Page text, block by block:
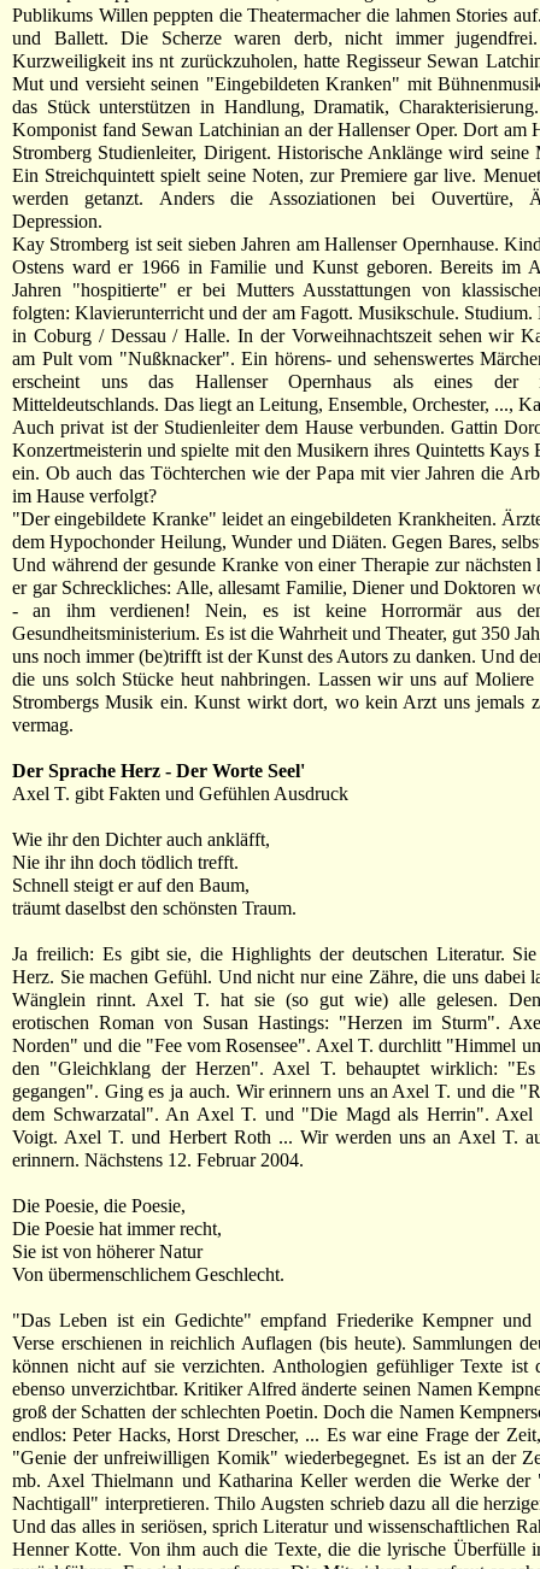
Publikums Willen peppten die Theatermacher die lahmen Stories
und Ballett. Die Scherze waren derb, nicht immer
Kurzweiligkeit ins nt zurückzuholen, hatte Regisseur Sewan
Mut und versieht seinen "Eingebildeten Kranken" mit
das Stück unterstützen in Handlung, Dramatik,
Komponist fand Sewan Latchinian an der Hallenser Oper. Dort am
Stromberg Studienleiter, Dirigent. Historische Anklänge wird seine
Ein Streichquintett spielt seine Noten, zur Premiere gar live.
werden getanzt. Anders die Assoziationen bei Ouvertüre,
Depression.
Kay Stromberg ist seit sieben Jahren am Hallenser Opernhause.
Ostens ward er 1966 in Familie und Kunst geboren. Bereits im
Jahren "hospitierte" er bei Mutters Ausstattungen von
folgten: Klavierunterricht und der am Fagott. Musikschule. Studium.
in Coburg / Dessau / Halle. In der Vorweihnachtszeit sehen wir
am Pult vom "Nußknacker". Ein hörens- und sehenswertes
erscheint uns das Hallenser Opernhaus als eines der
Mitteldeutschlands. Das liegt an Leitung, Ensemble, Orchester, ...,
Auch privat ist der Studienleiter dem Hause verbunden. Gattin
Konzertmeisterin und spielte mit den Musikern ihres Quintetts Kays
ein. Ob auch das Töchterchen wie der Papa mit vier Jahren die
im Hause verfolgt?
"Der eingebildete Kranke" leidet an eingebildeten Krankheiten.
dem Hypochonder Heilung, Wunder und Diäten. Gegen Bares,
Und während der gesunde Kranke von einer Therapie zur nächsten
er gar Schreckliches: Alle, allesamt Familie, Diener und Doktoren
- an ihm verdienen! Nein, es ist keine Horrormär aus
Gesundheitsministerium. Es ist die Wahrheit und Theater, gut 350
uns noch immer (be)trifft ist der Kunst des Autors zu danken. Und
die uns solch Stücke heut nahbringen. Lassen wir uns auf
Strombergs Musik ein. Kunst wirkt dort, wo kein Arzt uns jemals
vermag.
Der Sprache Herz - Der Worte Seel'
Axel T. gibt Fakten und Gefühlen Ausdruck
Wie ihr den Dichter auch ankläfft,
Nie ihr ihn doch tödlich trefft.
Schnell steigt er auf den Baum,
träumt daselbst den schönsten Traum.
Ja freilich: Es gibt sie, die Highlights der deutschen Literatur.
Herz. Sie machen Gefühl. Und nicht nur eine Zähre, die uns dabei
Wänglein rinnt. Axel T. hat sie (so gut wie) alle gelesen. Den
erotischen Roman von Susan Hastings: "Herzen im Sturm".
Norden" und die "Fee vom Rosensee". Axel T. durchlitt "Himmel
den "Gleichklang der Herzen". Axel T. behauptet wirklich:
gegangen". Ging es ja auch. Wir erinnern uns an Axel T. und die
dem Schwarzatal". An Axel T. und "Die Magd als Herrin". Axel
Voigt. Axel T. und Herbert Roth ... Wir werden uns an Axel T.
erinnern. Nächstens 12. Februar 2004.
Die Poesie, die Poesie,
Die Poesie hat immer recht,
Sie ist von höherer Natur
Von übermenschlichem Geschlecht.
"Das Leben ist ein Gedichte" empfand Friederike Kempner und
Verse erschienen in reichlich Auflagen (bis heute). Sammlungen
können nicht auf sie verzichten. Anthologien gefühliger Texte ist
ebenso unverzichtbar. Kritiker Alfred änderte seinen Namen
groß der Schatten der schlechten Poetin. Doch die Namen
endlos: Peter Hacks, Horst Drescher, ... Es war eine Frage der
"Genie der unfreiwilligen Komik" wiederbegegnet. Es ist an der
mb. Axel Thielmann und Katharina Keller werden die Werke der
Nachtigall" interpretieren. Thilo Augsten schrieb dazu all die
Und das alles in seriösen, sprich Literatur und wissenschaftlichen
Henner Kotte. Von ihm auch die Texte, die die lyrische Überfülle